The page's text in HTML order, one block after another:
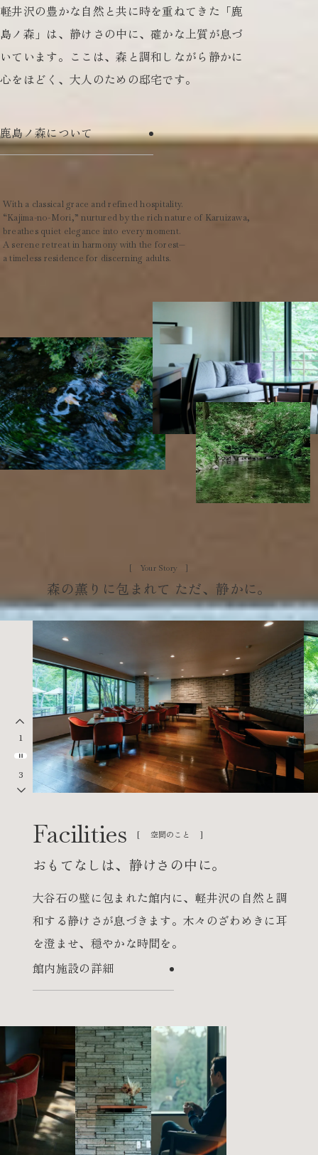
軽井沢の豊かな自然と共に時を重ねてきた「鹿
島ノ森」は、 静けさの中に、確かな上質が息づ
いています。 ここは、森と調和しながら静かに
心をほどく、 大人のための邸宅です。
鹿島ノ森について
With a classical grace and refined hospitality.
“Kajima-no-Mori,” nurtured by the rich nature of Karuizawa,
breathes quiet elegance into every moment.
A serene retreat in harmony with the forest—
a timeless residence for discerning adults.
森の薫 り に包 ま れて ただ、 静かに。
2
3
空間のこと
おもてなしは、静けさの中に。
大谷石の壁に包まれた館内に、軽井沢の自然と調
和する静けさが息づきます。木々のざわめきに耳
を澄ませ、穏やかな時間を。
館内施設の詳細